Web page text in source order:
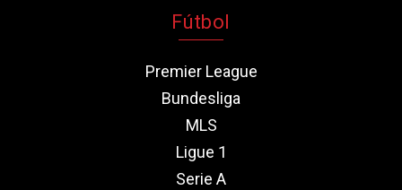
Fútbol
Premier League
Bundesliga
MLS
Ligue 1
Serie A